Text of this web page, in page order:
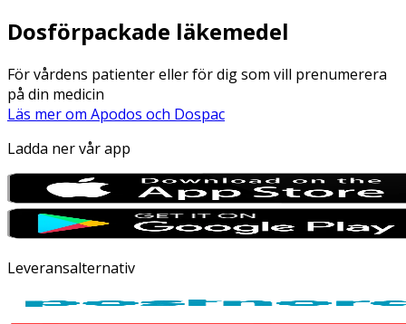
Dosförpackade läkemedel
För vårdens patienter eller för dig som vill prenumerera
på din medicin
Läs mer om Apodos och Dospac
Ladda ner vår app
Leveransalternativ